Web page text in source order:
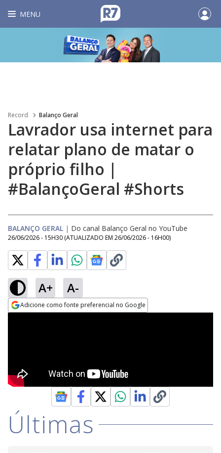
MENU
Record Balanço Geral
Lavrador usa internet para
relatar plano de matar o
próprio filho |
#BalançoGeral #Shorts
BALANÇO GERAL | Do canal Balanço Geral no YouTube
26/06/2026 - 15H30 (ATUALIZADO EM 26/06/2026 - 16H00)
A+ A-
Adicione como fonte preferencial no Google
Últimas